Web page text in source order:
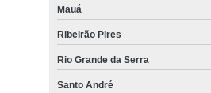
Mauá
Ribeirão Pires
Rio Grande da Serra
Santo André